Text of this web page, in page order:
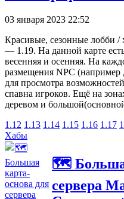
03 января 2023 22:52
Красивые, сезонные лобби /
— 1.19. На данной карте
весенняя и осенняя. На
размещения NPC (например
для просмотра
спавна игроков. Ещё на
деревом и
1.12 1.13 1.14 1.15 1.16 1.17
Хабы
🗺️
сервера